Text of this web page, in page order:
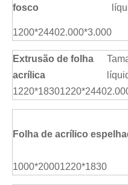
fosco
1200*24402.000*3.000
Extrusão de folha
acrílica
1220*18301220*2440
Folha de acrílico
1000*20001220*1830